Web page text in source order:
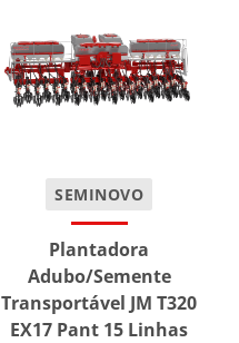
SEMINOVO
Plantadora
Adubo/Semente
Transportável JM T320
EX17 Pant 15 Linhas